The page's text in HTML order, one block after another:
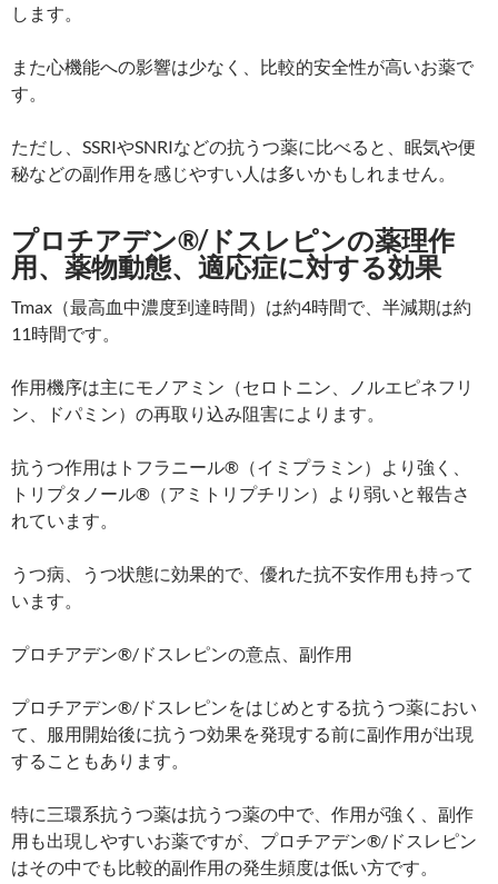
します。
また心機能への影響は少なく、比較的安全性が高いお薬で
す。
ただし、SSRIやSNRIなどの抗うつ薬に比べると、眠気や便
秘などの副作用を感じやすい人は多いかもしれません。
プロチアデン®/ドスレピンの薬理作
用、薬物動態、適応症に対する効果
Tmax（最高血中濃度到達時間）は約4時間で、半減期は約
11時間です。
作用機序は主にモノアミン（セロトニン、ノルエピネフリ
ン、ドパミン）の再取り込み阻害によります。
抗うつ作用はトフラニール®（イミプラミン）より強く、
トリプタノール®（アミトリプチリン）より弱いと報告さ
れています。
うつ病、うつ状態に効果的で、優れた抗不安作用も持って
います。
プロチアデン®/ドスレピンの意点、副作用
プロチアデン®/ドスレピンをはじめとする抗うつ薬におい
て、服用開始後に抗うつ効果を発現する前に副作用が出現
することもあります。
特に三環系抗うつ薬は抗うつ薬の中で、作用が強く、副作
用も出現しやすいお薬ですが、プロチアデン®/ドスレピン
はその中でも比較的副作用の発生頻度は低い方です。